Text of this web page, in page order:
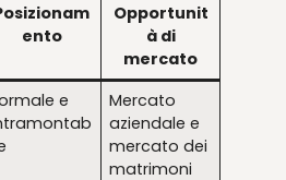
ento
Opportunit
à di
mercato
e
Mercato
aziendale e
mercato dei
matrimoni